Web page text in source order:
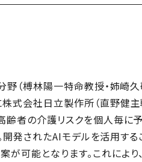
（榑林陽一特命教授・姉崎
式会社日立製作所（直野健
齢者の介護リスクを個人毎に
発されたAIモデルを活用する
可能となります。これによ